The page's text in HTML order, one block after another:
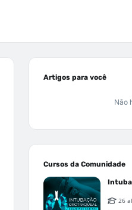
Artigos para você
Não
Cursos da Comunidade
26